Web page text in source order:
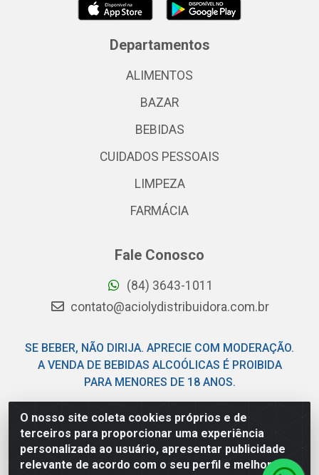
O nosso site coleta cookies próprios e de
terceiros para proporcionar uma experiência
personalizada ao usuário, apresentar publicidade
relevante de acordo com o seu perfil e melhorar a
Departamentos
ALIMENTOS
BAZAR
BEBIDAS
CUIDADOS PESSOAIS
LIMPEZA
FARMÁCIA
Fale Conosco
(84) 3643-1011
contato@aciolydistribuidora.com.br
SE BEBER, NÃO DIRIJA. APRECIE COM MODERAÇÃO.
A VENDA DE BEBIDAS ALCOÓLICAS É PROIBIDA
PARA MENORES DE 18 ANOS.
Acioly Distribuidora - Av Piloto Pereira Tim - Parque de
Exposições - Parnamirim/RN - CEP 59146-480 - CNPJ
06.029.901/0001-92